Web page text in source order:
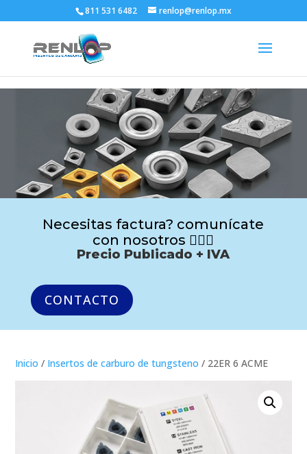
811 531 6482 renlop@renlop.mx
Necesitas factura? comunícate
con nosotros 🙋🏻‍♂️
Precio Publicado + IVA
CONTACTO
Inicio / Insertos de carburo de tungsteno / 22ER 6 ACME